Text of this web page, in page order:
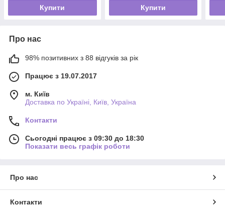
Купити Купити
Про нас
98% позитивних з 88 відгуків за рік
Працює з 19.07.2017
м. Київ
Доставка по Україні, Київ, Україна
Контакти
Сьогодні працює з 09:30 до 18:30
Показати весь графік роботи
Про нас
Контакти